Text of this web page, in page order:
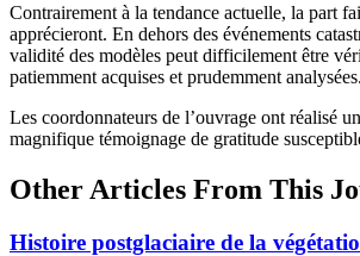
Contrairement à la tendance actuelle, la part
apprécieront. En dehors des événements
validité des modèles peut difficilement être
patiemment acquises et prudemment analysées.
Les coordonnateurs de l’ouvrage ont réalisé
magnifique témoignage de gratitude
Other Articles From This
Histoire postglaciaire de la